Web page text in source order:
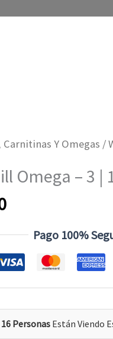
Carnitinas Y Omegas /
Omega – 3 |
Pago 100%
16 Personas Están Viendo